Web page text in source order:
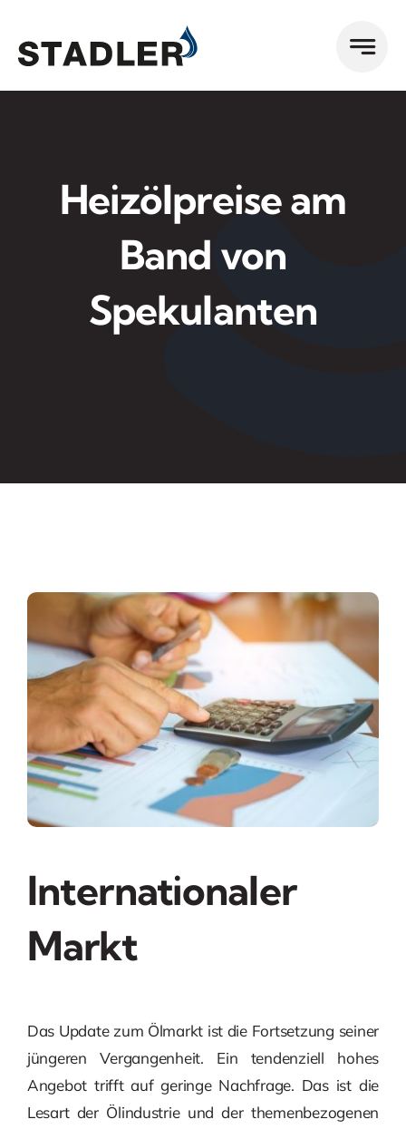
Inhalt
springen
Heizölpreise am
Band von
Spekulanten
Internationaler
Markt
Das Update zum Ölmarkt ist die Fortsetzung seiner
jüngeren Vergangenheit. Ein tendenziell hohes
Angebot trifft auf geringe Nachfrage. Das ist die
Lesart der Ölindustrie und der themenbezogenen